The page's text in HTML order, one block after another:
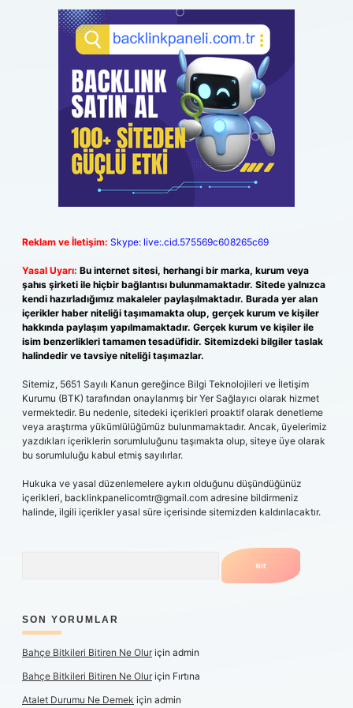
Reklam ve İletişim: Skype: live:.cid.575569c608265c69
Yasal Uyarı: Bu internet sitesi, herhangi bir marka, kurum veya
şahıs şirketi ile hiçbir bağlantısı bulunmamaktadır. Sitede yalnızca
kendi hazırladığımız makaleler paylaşılmaktadır. Burada yer alan
içerikler haber niteliği taşımamakta olup, gerçek kurum ve kişiler
hakkında paylaşım yapılmamaktadır. Gerçek kurum ve kişiler ile
isim benzerlikleri tamamen tesadüfidir. Sitemizdeki bilgiler taslak
halindedir ve tavsiye niteliği taşımazlar.
Sitemiz, 5651 Sayılı Kanun gereğince Bilgi Teknolojileri ve İletişim
Kurumu (BTK) tarafından onaylanmış bir Yer Sağlayıcı olarak hizmet
vermektedir. Bu nedenle, sitedeki içerikleri proaktif olarak denetleme
veya araştırma yükümlülüğümüz bulunmamaktadır. Ancak, üyelerimiz
yazdıkları içeriklerin sorumluluğunu taşımakta olup, siteye üye olarak
bu sorumluluğu kabul etmiş sayılırlar.
Hukuka ve yasal düzenlemelere aykırı olduğunu düşündüğünüz
içerikleri, backlinkpanelicomtr@gmail.com adresine bildirmeniz
halinde, ilgili içerikler yasal süre içerisinde sitemizden kaldırılacaktır.
SON YORUMLAR
Bahçe Bitkileri Bitiren Ne Oluriçin admin
Bahçe Bitkileri Bitiren Ne Oluriçin Fırtına
Atalet Durumu Ne Demek için admin